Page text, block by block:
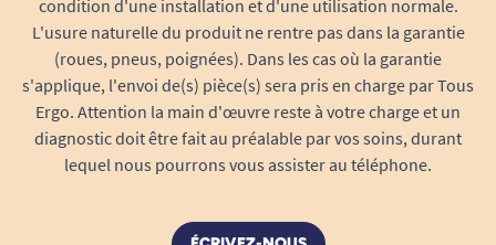
condition d'une installation et d'une utilisation normale.
L'usure naturelle du produit ne rentre pas dans la garantie
(roues, pneus, poignées). Dans les cas où la garantie
s'applique, l'envoi de(s) pièce(s) sera pris en charge par Tous
Ergo. Attention la main d'œuvre reste à votre charge et un
diagnostic doit être fait au préalable par vos soins, durant
lequel nous pourrons vous assister au téléphone.